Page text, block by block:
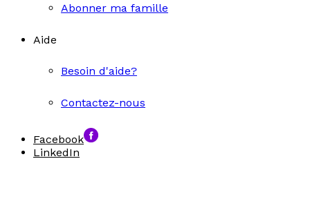
Abonner ma famille
Aide
Besoin d'aide?
Contactez-nous
Facebook
LinkedIn